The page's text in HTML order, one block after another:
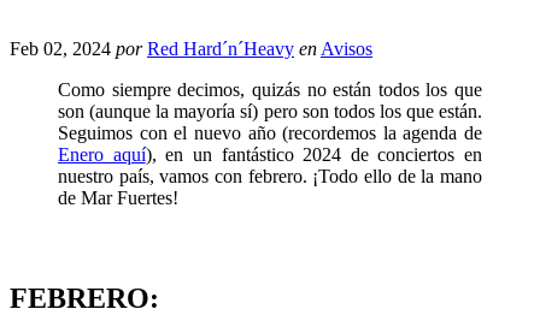
Feb 02, 2024 por Red Hard´n´Heavy en Avisos
Como siempre decimos, quizás no están todos los que
son (aunque la mayoría sí) pero son todos los que están.
Seguimos con el nuevo año (recordemos la agenda de
Enero aquí), en un fantástico 2024 de conciertos en
nuestro país, vamos con febrero. ¡Todo ello de la mano
de Mar Fuertes!
FEBRERO: